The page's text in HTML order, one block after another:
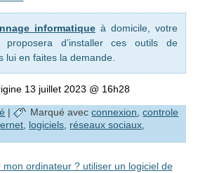
informatique à domicile, votre
proposera d’installer ces outils de
lui en faites la demande.
13 juillet 2023 @ 16h28
| Marqué avec connexion ,controle
logiciels réseaux sociaux
ordinateur ? utiliser un logiciel de